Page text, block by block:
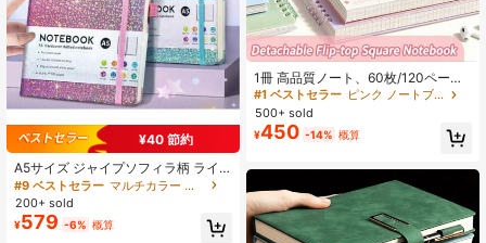
¥40 節約
A5サイズ ジャイプソフィラ柄 ライ
ンノート ハードカバー 192ページ 高
品質80g/㎡用紙 学校の書き物、オフ
ィス、旅行に最適 エレガントな日記
会議議事録とアカデミックアジェン
#9 ベストセラー
マルチカラー ノートブック
200+ sold
¥579 -6% 概算
1冊 高品質ノート、60枚/120ページ
ヴィンテージスクエアグリッド フリ
ップノート、取り外し可能なグリッ
ドペーパーメモパッド 学用品
#1 ベストセラー
ピンク ノートブック
500+ sold
¥450 -14% 概算